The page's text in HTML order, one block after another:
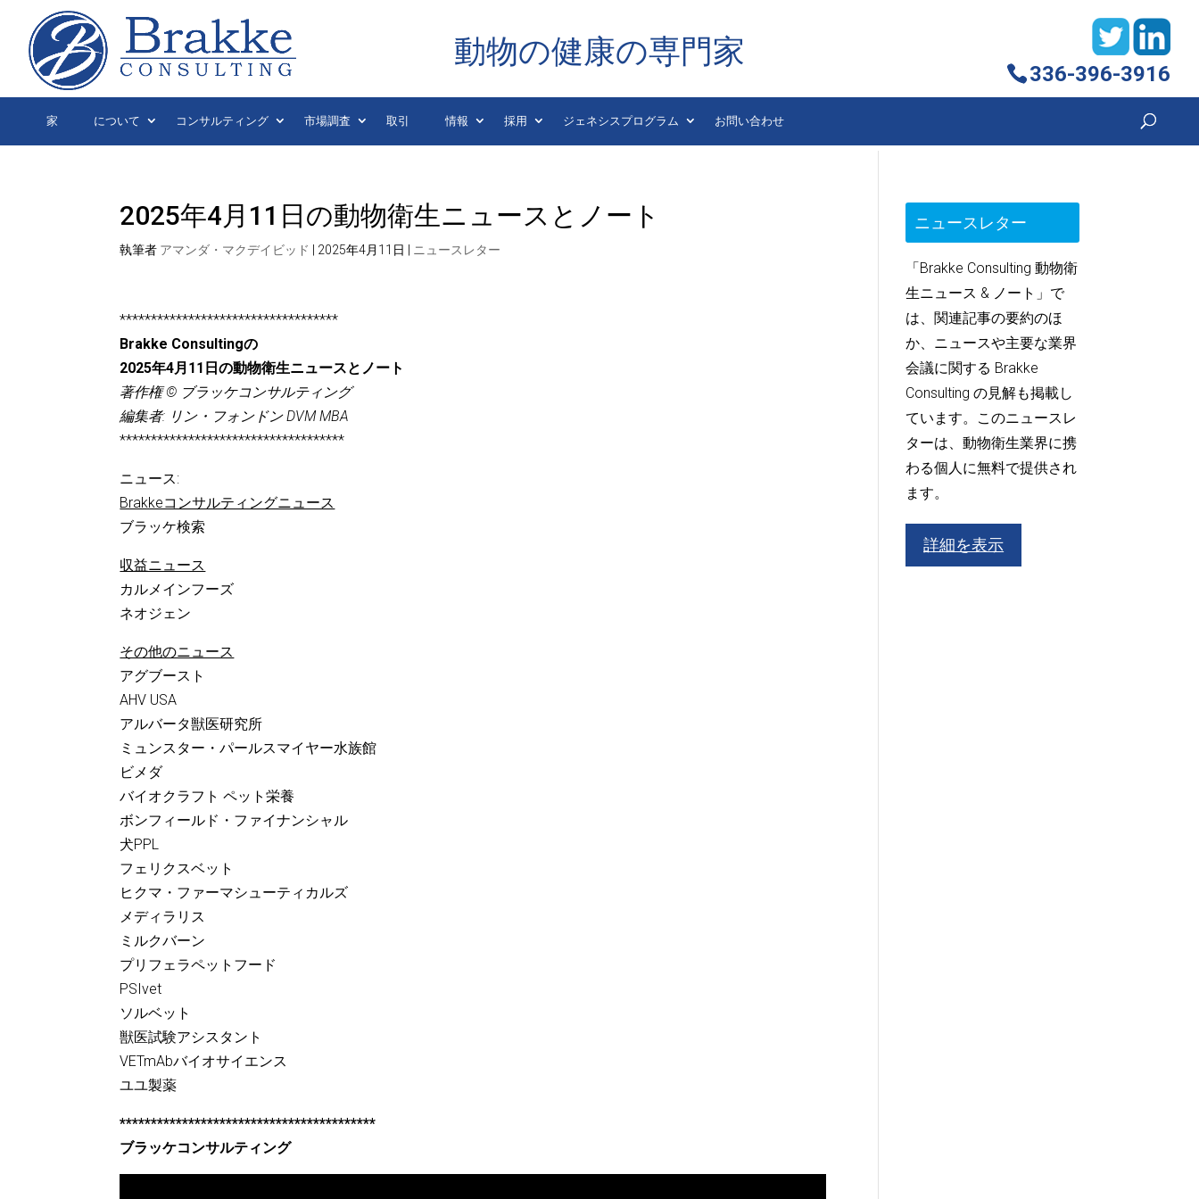
動物の健康の専門家
336-396-3916
家 について コンサルティング 市場調査 取引 情報 採用 ジェネシスプログラム お問い合わせ
2025年4月11日の動物衛生ニュースとノート
執筆者 アマンダ・マクデイビッド 2025年4月11日 ニュースレター
***********************************
Brakke Consultingの
2025年4月11日の動物衛生ニュースとノート
著作権 © ブラッケコンサルティング
編集者: リン・フォンドン DVM MBA
************************************
ニュース:
Brakkeコンサルティングニュース
ブラッケ検索
収益ニュース
カルメインフーズ
ネオジェン
その他のニュース
アグブースト
AHV USA
アルバータ獣医研究所
ミュンスター・パールスマイヤー水族館
ビメダ
バイオクラフト ペット栄養
ボンフィールド・ファイナンシャル
犬PPL
フェリクスベット
ヒクマ・ファーマシューティカルズ
メディラリス
ミルクバーン
プリフェラペットフード
PSIvet
ソルベット
獣医試験アシスタント
VETmAbバイオサイエンス
ユユ製薬
*****************************************
ブラッケコンサルティング
ニュースレター
「Brakke Consulting 動物衛
生ニュース & ノート」で
は、関連記事の要約のほ
か、ニュースや主要な業界
会議に関する Brakke
Consulting の見解も掲載し
ています。このニュースレ
ターは、動物衛生業界に携
わる個人に無料で提供され
ます。
詳細を表示